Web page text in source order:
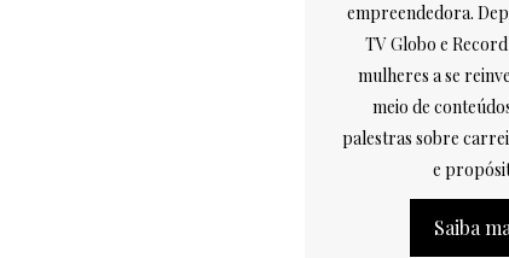
empreendedora.
TV Globo e
mulheres a se
meio de
palestras sobre
e
Saiba